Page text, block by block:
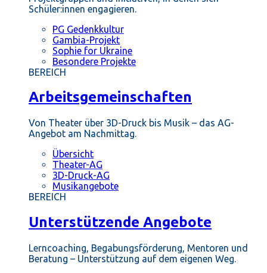
Schüler:innen engagieren.
PG Gedenkkultur
Gambia-Projekt
Sophie for Ukraine
Besondere Projekte
BEREICH
Arbeitsgemeinschaften
Von Theater über 3D-Druck bis Musik – das AG-
Angebot am Nachmittag.
Übersicht
Theater-AG
3D-Druck-AG
Musikangebote
BEREICH
Unterstützende Angebote
Lerncoaching, Begabungsförderung, Mentoren und
Beratung – Unterstützung auf dem eigenen Weg.